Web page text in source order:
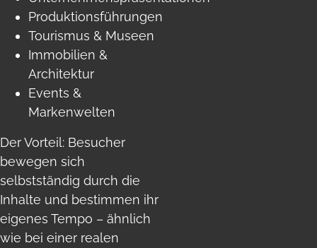
Produktionsführungen
Tourismus & Museen
Immobilien &
Architektur
Events &
Markenwelten
Der Vorteil: Besucher
bewegen sich
selbstständig durch die
Inhalte und bestimmen ihr
eigenes Tempo – ähnlich
wie bei einer realen